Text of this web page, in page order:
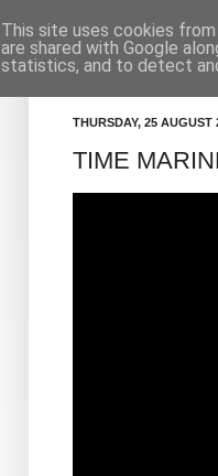
Κορμοράνος
THURSDAY, 25 AUGUST
TIME
This site uses cookies
are shared with Google
statistics, and to detect